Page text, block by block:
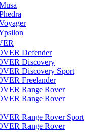
Defender
Discovery
Discovery Sport
Freelander
Range Rover
Range Rover
Range Rover Sport
Range Rover